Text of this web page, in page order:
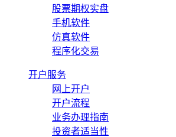
股票期权实盘
手机软件
仿真软件
程序化交易
开户服务
网上开户
开户流程
业务办理指南
投资者适当性